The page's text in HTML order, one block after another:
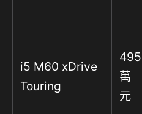
i5 M60 xDrive
Touring
495
萬
元